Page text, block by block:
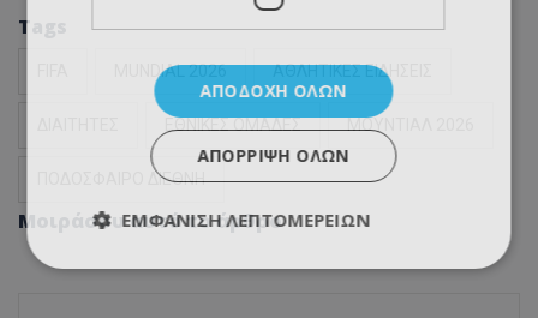
Tags
MUNDIAL 2026 ΑΘΛΗΤΙΚΕΣ ΕΙΔΗΣΕΙΣ
ΕΘΝΙΚΕΣ ΟΜΑΔΕΣ ΜΟΥΝΤΙΑΛ 2026
ΠΟΔΟΣΦΑΙΡΟ ΔΙΕΘΝΗ
Μοιράσου αυτό το άρθρο
ΑΠΟΔΟΧΉ ΌΛΩΝ
ΑΠΌΡΡΙΨΗ ΌΛΩΝ
ΕΜΦΆΝΙΣΗ ΛΕΠΤΟΜΕΡΕΙΏΝ